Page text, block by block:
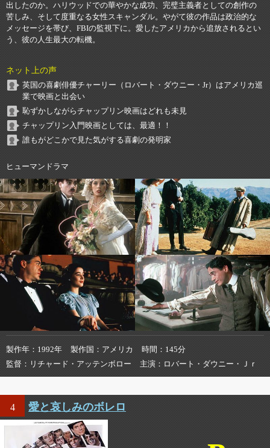
出したのか。ハリウッドでの華やかな成功、完璧主義者としての創作の
苦しみ、そして度重なる女性スキャンダル。やがて彼の作品は政治的な
メッセージを帯び、FBIの監視下に。愛したアメリカから追放されるとい
う、彼の人生最大の転機。
ネット上の声
英国の喜劇俳優チャーリー（ロバート・ダウニー・Jr）はアメリカ巡
業で映画と出会い
恥ずかしながらチャップリン映画はどれも未見
チャップリン入門映画としては、最適！！
誰もがどこかで見た気がする喜劇の発明家
ヒューマンドラマ
製作年 1992年 製作国 アメリカ 時間
145分
監督
リチャード・アッテンボロー 主演 ロバート・ダウニー・Ｊｒ
4 愛と哀しみのボレロ